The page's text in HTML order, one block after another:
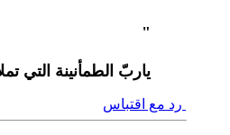
"
ياربّ الطمأنينة التي
رد مع اقتباس